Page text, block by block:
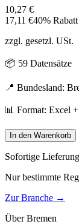
10,27 €
17,11 €40% Rabatt
zzgl. gesetzl. USt.
📦 59 Datensätze
📍 Bundesland:
📊 Format: Excel
In den Warenkorb
Sofortige
Nur bestimmte
Zur Branche →
ÜberBremen